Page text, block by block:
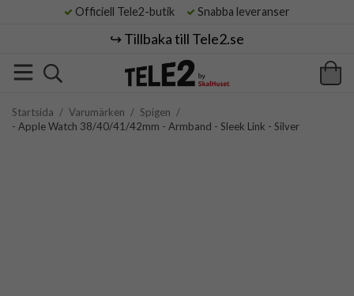
Officiell Tele2-butik Snabba leveranser
↪️ Tillbaka till Tele2.se
Startsida / Varumärken / Spigen /
- Apple Watch 38/40/41/42mm - Armband - Sleek Link - Silver